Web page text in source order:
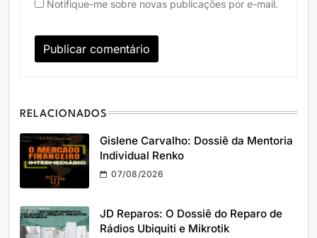
Notifique-me sobre novas publicações por e-mail.
RELACIONADOS
Gislene Carvalho: Dossiê da Mentoria
Individual Renko
07/08/2026
JD Reparos: O Dossiê do Reparo de
Rádios Ubiquiti e Mikrotik